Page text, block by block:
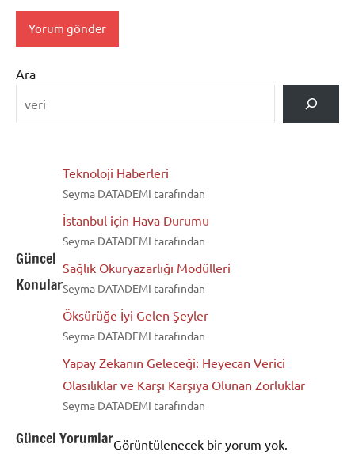
Ara
Güncel
Konular
Teknoloji Haberleri
Seyma DATADEMI tarafından
İstanbul için Hava Durumu
Seyma DATADEMI tarafından
Sağlık Okuryazarlığı Modülleri
Seyma DATADEMI tarafından
Öksürüğe İyi Gelen Şeyler
Seyma DATADEMI tarafından
Yapay Zekanın Geleceği: Heyecan Verici
Olasılıklar ve Karşı Karşıya Olunan Zorluklar
Seyma DATADEMI tarafından
Güncel YorumlarGörüntülenecek bir yorum yok.